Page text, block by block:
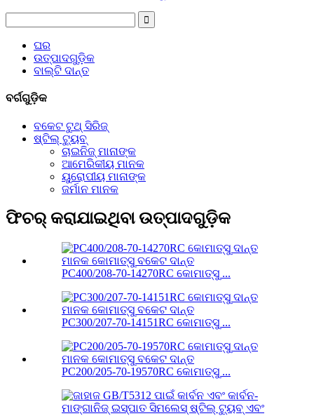
ଘର
ଉତ୍ପାଦଗୁଡ଼ିକ
ବାଲ୍ଟି ଦାନ୍ତ
ବର୍ଗଗୁଡ଼ିକ
ବକେଟ ଟୁଥ୍ ସିରିଜ୍
ଷ୍ଟିଲ୍ ଟ୍ୟୁବ୍
ଚାଇନିଜ୍ ମାନାଙ୍କ
ଆମେରିକୀୟ ମାନକ
ୟୁରୋପୀୟ ମାନାଙ୍କ
ଜର୍ମାନ ମାନକ
ଫିଚର୍ କରାଯାଇଥିବା ଉତ୍ପାଦଗୁଡ଼ିକ
PC400/208-70-14270RC କୋମାତ୍ସୁ ...
PC300/207-70-14151RC କୋମାତ୍ସୁ ...
PC200/205-70-19570RC କୋମାତ୍ସୁ ...